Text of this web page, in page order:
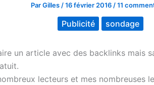
ParGilles /16 février 2016 /11
Publicité sondage
un article avec des backlinks mais
lecteurs et mes nombreuses